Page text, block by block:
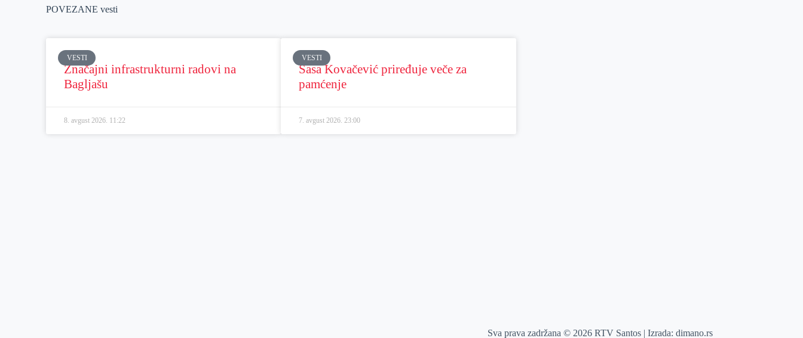
POVEZANE vesti
VESTI
Značajni infrastrukturni radovi na
Bagljašu
8. avgust 2026. 11:22
VESTI
Sasa Kovačević priređuje veče za
pamćenje
7. avgust 2026.23:00
Sva prava zadržana © 2026 RTV Santos | Izrada:dimano.rs